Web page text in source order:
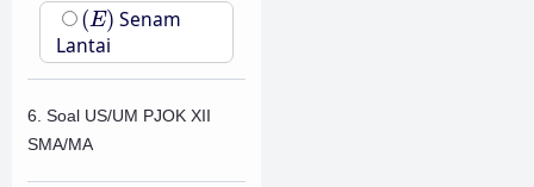
(E)
(E) Senam
Lantai
6. Soal US/UM PJOK XII
SMA/MA